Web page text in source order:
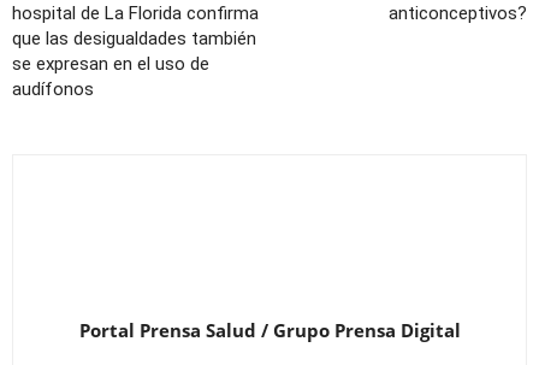
hospital de La Florida confirma
que las desigualdades también
se expresan en el uso de
audífonos
anticonceptivos?
Portal Prensa Salud / Grupo Prensa Digital